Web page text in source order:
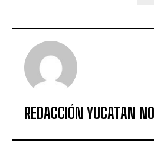
REDACCIÓN YUCATAN